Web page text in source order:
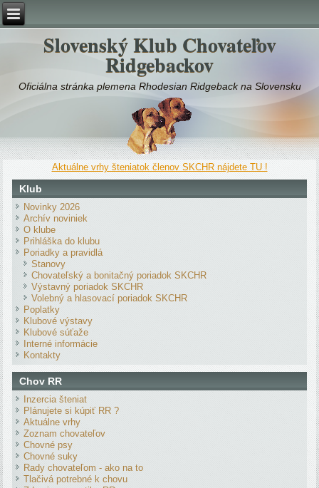
Slovenský Klub Chovateľov
Ridgebackov
Oficiálna stránka plemena Rhodesian Ridgeback na Slovensku
Aktuálne vrhy šteniatok členov SKCHR nájdete TU !
Klub
Novinky 2026
Archív noviniek
O klube
Prihláška do klubu
Poriadky a pravidlá
Stanovy
Chovateľský a bonitačný poriadok SKCHR
Výstavný poriadok SKCHR
Volebný a hlasovací poriadok SKCHR
Poplatky
Klubové výstavy
Klubové súťaže
Interné informácie
Kontakty
Chov RR
Inzercia šteniat
Plánujete si kúpiť RR ?
Aktuálne vrhy
Zoznam chovateľov
Chovné psy
Chovné suky
Rady chovateľom - ako na to
Tlačivá potrebné k chovu